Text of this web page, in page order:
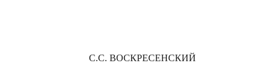
С.С. ВОСКРЕСЕНСКИЙ